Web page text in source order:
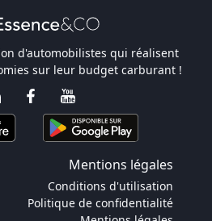
d'automobilistes qui réalisent
sur leur budget carburant !
Mentions légales
Conditions d'utilisation
Politique de confidentialité